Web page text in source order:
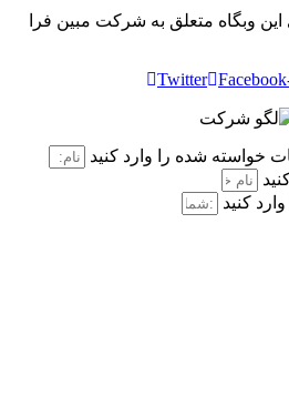
وبگاه متعلق به شرکت مبین فرا
Twitter
خواسته شده را وارد کنید
کنید